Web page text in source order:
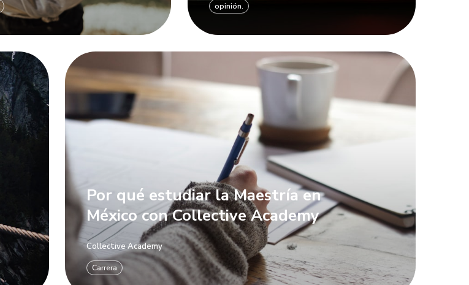
opinión.
Por qué estudiar la Maestría en
México con Collective Academy
Collective Academy
Carrera